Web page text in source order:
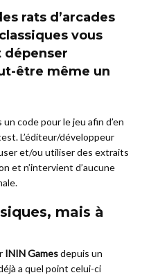
rats d’arcades
vous
être même un
un code pour le jeu afin d’en
L’éditeur/développeur
et/ou utiliser des extraits
et n’intervient d’aucune
mais à
ININ Gamesdepuis un
a quel point celui-ci